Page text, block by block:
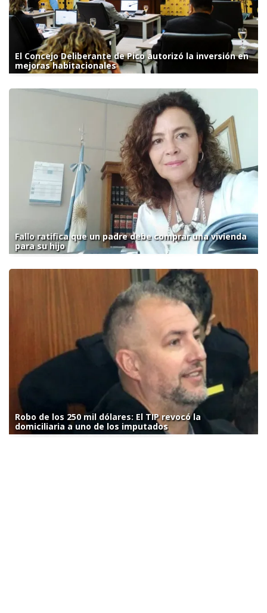
El Concejo Deliberante de Pico autorizó la inversión en
mejoras habitacionales
Fallo ratifica que un padre debe comprar una vivienda
para su hijo
Robo de los 250 mil dólares: El TIP revocó la
domiciliaria a uno de los imputados